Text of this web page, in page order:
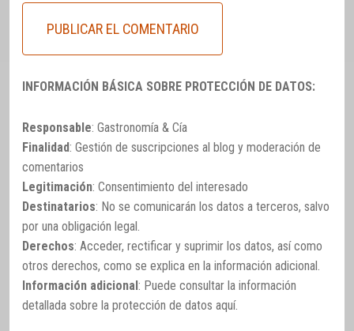
INFORMACIÓN BÁSICA SOBRE PROTECCIÓN DE DATOS:
Responsable: Gastronomía & Cía
Finalidad: Gestión de suscripciones al blog y moderación de
comentarios
Legitimación: Consentimiento del interesado
Destinatarios: No se comunicarán los datos a terceros, salvo
por una obligación legal.
Derechos: Acceder, rectificar y suprimir los datos, así como
otros derechos, como se explica en la información adicional.
Información adicional: Puede consultar la información
detallada sobre la protección de datos aquí.